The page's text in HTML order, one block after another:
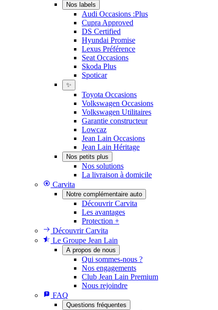
Nos labels
Audi Occasions :Plus
Cupra Approved
DS Certified
Hyundai Promise
Lexus Préférence
Seat Occasions
Skoda Plus
Spoticar
✨
Toyota Occasions
Volkswagen Occasions
Volkswagen Utilitaires
Garantie constructeur
Lowcaz
Jean Lain Occasions
Jean Lain Héritage
Nos petits plus
Nos solutions
La livraison à domicile
Carvita
Notre complémentaire auto
Découvrir Carvita
Les avantages
Protection +
Découvrir Carvita
Le Groupe Jean Lain
A propos de nous
Qui sommes-nous ?
Nos engagements
Club Jean Lain Premium
Nous rejoindre
FAQ
Questions fréquentes